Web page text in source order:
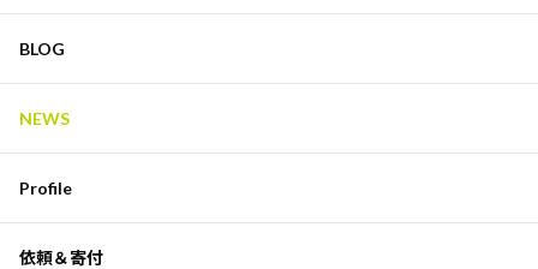
ヴァーノン・コールマン
BLOG
NEWS
Profile
依頼＆寄付